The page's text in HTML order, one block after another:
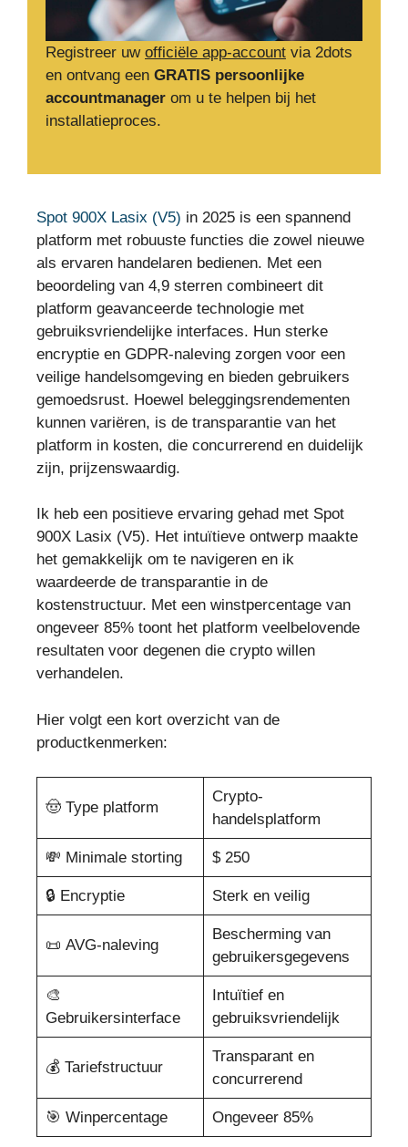
Registreer uw officiële app-account via 2dots
en ontvang een GRATIS persoonlijke
accountmanager om u te helpen bij het
installatieproces.
Spot 900X Lasix (V5) in 2025 is een spannend
platform met robuuste functies die zowel nieuwe
als ervaren handelaren bedienen. Met een
beoordeling van 4,9 sterren combineert dit
platform geavanceerde technologie met
gebruiksvriendelijke interfaces. Hun sterke
encryptie en GDPR-naleving zorgen voor een
veilige handelsomgeving en bieden gebruikers
gemoedsrust. Hoewel beleggingsrendementen
kunnen variëren, is de transparantie van het
platform in kosten, die concurrerend en duidelijk
zijn, prijzenswaardig.
Ik heb een positieve ervaring gehad met Spot
900X Lasix (V5). Het intuïtieve ontwerp maakte
het gemakkelijk om te navigeren en ik
waardeerde de transparantie in de
kostenstructuur. Met een winstpercentage van
ongeveer 85% toont het platform veelbelovende
resultaten voor degenen die crypto willen
verhandelen.
Hier volgt een kort overzicht van de
productkenmerken:
🤠 Type platform
Crypto-
handelsplatform
💸 Minimale storting $ 250
🔒 Encryptie Sterk en veilig
📜 AVG-naleving
Bescherming van
gebruikersgegevens
🎨
Gebruikersinterface
Intuïtief en
gebruiksvriendelijk
💰 Tariefstructuur
Transparant en
concurrerend
🎯 Winpercentage Ongeveer 85%